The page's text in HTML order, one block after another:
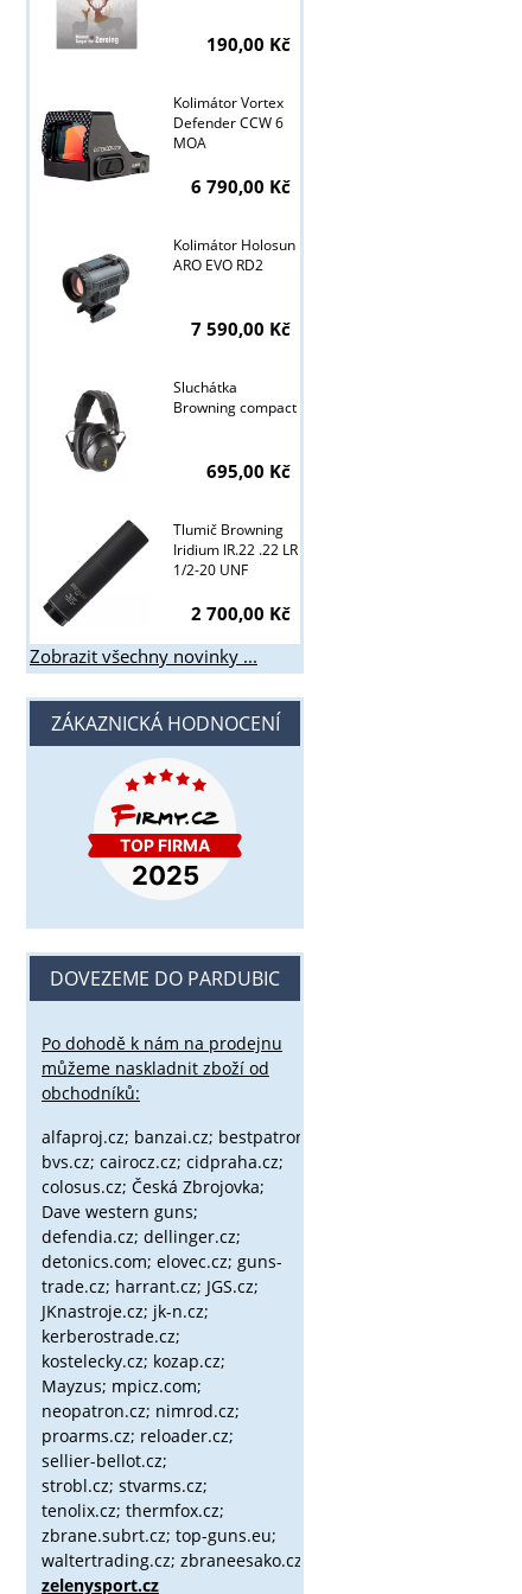
190,00 Kč
Kolimátor Vortex
Defender CCW 6
MOA
6 790,00 Kč
Kolimátor Holosun
ARO EVO RD2
7 590,00 Kč
Sluchátka
Browning compact
695,00 Kč
Tlumič Browning
Iridium IR.22 .22 LR
1/2-20 UNF
2 700,00 Kč
Zobrazit všechny novinky ...
ZÁKAZNICKÁ HODNOCENÍ
DOVEZEME DO PARDUBIC
Po dohodě k nám na prodejnu
můžeme naskladnit zboží od
obchodníků:
alfaproj.cz; banzai.cz; bestpatron.eu;
bvs.cz; cairocz.cz; cidpraha.cz;
colosus.cz; Česká Zbrojovka;
Dave western guns;
defendia.cz; dellinger.cz;
detonics.com; elovec.cz; guns-
trade.cz; harrant.cz; JGS.cz;
JKnastroje.cz; jk-n.cz;
kerberostrade.cz;
kostelecky.cz; kozap.cz;
Mayzus; mpicz.com;
neopatron.cz; nimrod.cz;
proarms.cz; reloader.cz;
sellier-bellot.cz;
strobl.cz; stvarms.cz;
tenolix.cz; thermfox.cz;
zbrane.subrt.cz; top-guns.eu;
waltertrading.cz; zbraneesako.cz;
zelenysport.cz